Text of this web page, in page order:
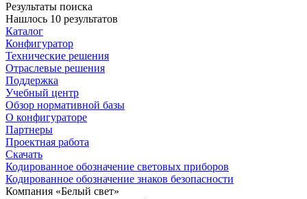
Результаты поиска
Нашлось 10 результатов
Каталог
Конфигуратор
Технические решения
Отраслевые решения
Поддержка
Учебный центр
Обзор нормативной базы
О конфигураторе
Партнеры
Проектная работа
Скачать
Кодированное обозначение световых приборов
Кодированное обозначение знаков безопасности
Компания «Белый свет»